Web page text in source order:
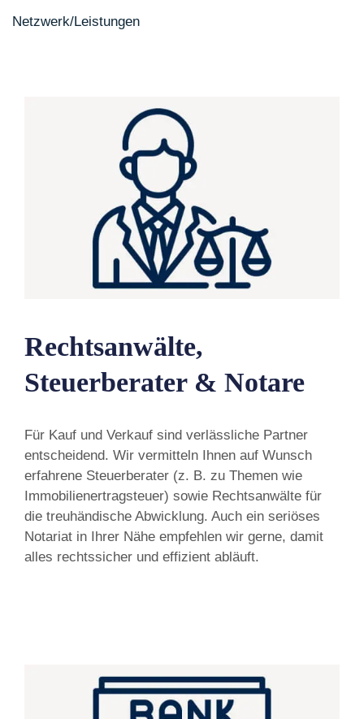
Netzwerk/Leistungen
Rechtsanwälte,
Steuerberater & Notare
Für Kauf und Verkauf sind verlässliche Partner
entscheidend. Wir vermitteln Ihnen auf Wunsch
erfahrene Steuerberater (z. B. zu Themen wie
Immobilienertragsteuer) sowie Rechtsanwälte für
die treuhändische Abwicklung. Auch ein seriöses
Notariat in Ihrer Nähe empfehlen wir gerne, damit
alles rechtssicher und effizient abläuft.